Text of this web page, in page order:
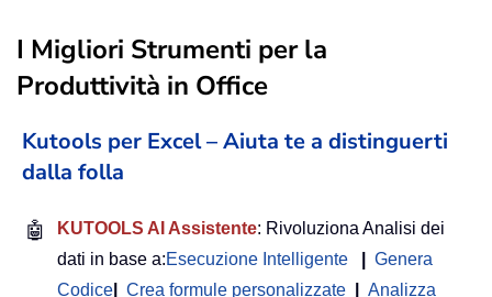
I Migliori Strumenti per la
Produttività in Office
Kutools per Excel – Aiuta te a distinguerti
dalla folla
🤖 KUTOOLS AI Assistente: Rivoluziona Analisi dei
dati in base a:Esecuzione Intelligente
Genera
Codice
Crea formule personalizzate
Analizza